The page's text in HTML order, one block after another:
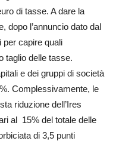
di tasse. A dare la
dopo l’annuncio dato dal
per capire quali
taglio delle tasse.
e dei gruppi di società
Comples­siva­mente, le
riduzione del­l’Ires
al 15% del totale delle
di 3,5 punti